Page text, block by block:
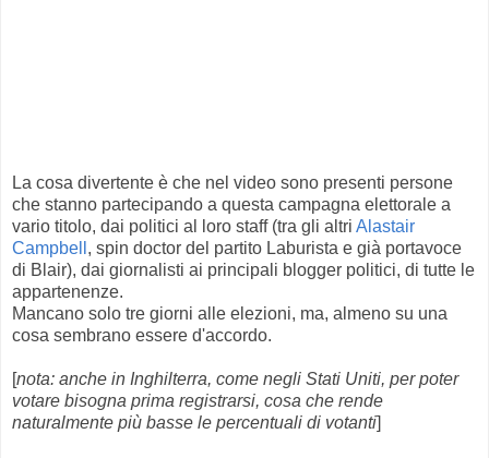
La cosa divertente è che nel video sono presenti persone
che stanno partecipando a questa campagna elettorale a
vario titolo, dai politici al loro staff (tra gli altri Alastair
Campbell , spin doctor del partito Laburista e già portavoce
di Blair), dai giornalisti ai principali blogger politici, di tutte le
appartenenze.
Mancano solo tre giorni alle elezioni, ma, almeno su una
cosa sembrano essere d'accordo.
[nota: anche in Inghilterra, come negli Stati Uniti, per poter
votare bisogna prima registrarsi, cosa che rende
naturalmente più basse le percentuali di votanti]